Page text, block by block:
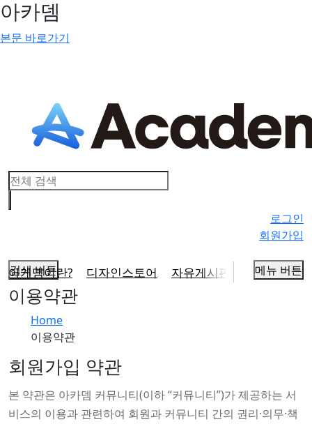
아카뎀
본문 바로가기
로그인
회원가입
아케뎀이란? 디자인스토어 자유게시판 운영팁&꿀팁
검색 버튼 메뉴 버튼
이용약관
Home
이용약관
회원가입 약관
본 약관은 아카뎀 커뮤니티(이하 “커뮤니티”)가 제공하는 서
비스의 이용과 관련하여 회원과 커뮤니티 간의 권리·의무·책